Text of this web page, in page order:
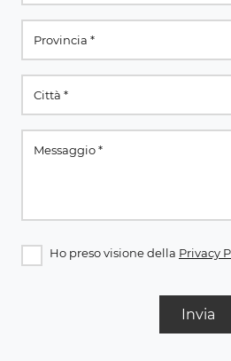
Ho preso visione della Privacy
Invia